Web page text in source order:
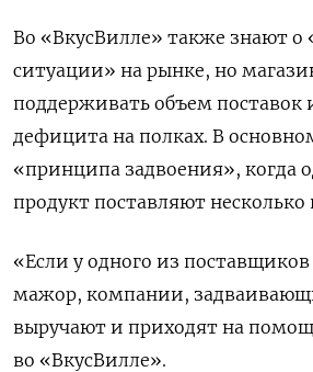
Во «ВкусВилле» также знают о
ситуации» на рынке, но
поддерживать объем поставок
дефицита на полках. В
«принципа задвоения», когда
продукт поставляют
«Если у одного из
мажор, компании,
выручают и приходят на
во «ВкусВилле».